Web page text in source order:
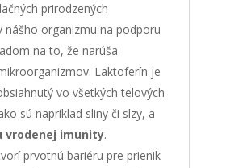
prirodzených
nášho organizmu na podporu
na to, že narúša
Laktoferín je
vo všetkých telových
sú napríklad sliny či slzy, a
vrodenej imunity.
prvotnú bariéru pre prienik